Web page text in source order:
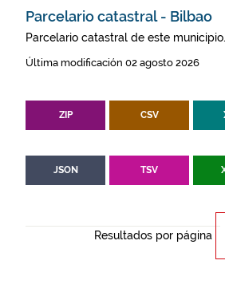
Parcelario catastral - Bilbao
Parcelario catastral de este municipio.
Última modificación 02 agosto 2026
ZIP CSV
JSON TSV
Resultados por página